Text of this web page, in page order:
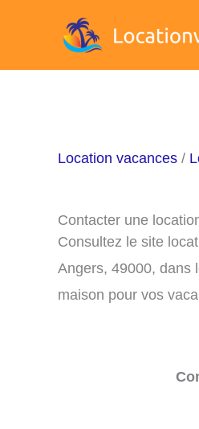
Location vacances /
Contacter une
Consultez le site
Angers, 49000, dans
maison pour vos